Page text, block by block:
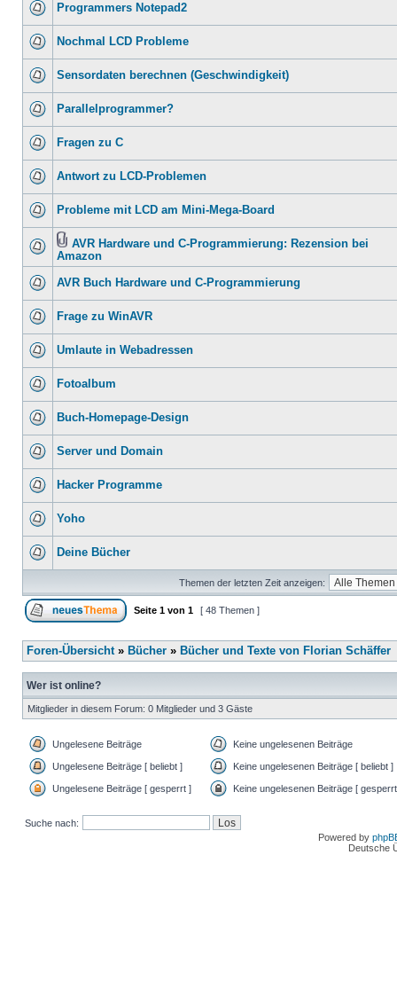
Programmers Notepad2
Nochmal LCD Probleme
Sensordaten berechnen (Geschwindigkeit)
Parallelprogrammer?
Fragen zu C
Antwort zu LCD-Problemen
Probleme mit LCD am Mini-Mega-Board
AVR Hardware und C-Programmierung: Rezension bei
Amazon
AVR Buch Hardware und C-Programmierung
Frage zu WinAVR
Umlaute in Webadressen
Fotoalbum
Buch-Homepage-Design
Server und Domain
Hacker Programme
Yoho
Deine Bücher
Themen der letzten Zeit anzeigen:
Seite 1 von 1 [ 48 Themen ]
Foren-Übersicht» Bücher » Bücher und Texte von Florian Schäffer
Wer ist online?
Mitglieder in diesem Forum: 0 Mitglieder und 3 Gäste
Ungelesene Beiträge Keine ungelesenen Beiträge
Ungelesene Beiträge [ beliebt ] Keine ungelesenen Beiträge [ beliebt ]
Ungelesene Beiträge [ gesperrt ] Keine ungelesenen Beiträge [
Suche nach:
Powered by
Deutsche